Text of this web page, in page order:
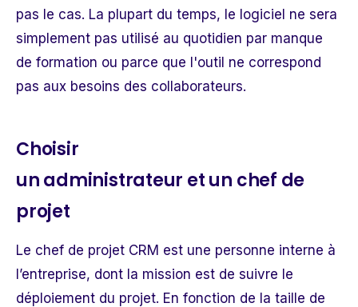
pas le cas. La plupart du temps, le logiciel ne sera
simplement pas utilisé au quotidien par manque
de formation ou parce que l'outil ne correspond
pas aux besoins des collaborateurs.
Choisir
un administrateur et un chef de
projet
Le chef de projet CRM est une personne interne à
l’entreprise, dont la mission est de suivre le
déploiement du projet. En fonction de la taille de